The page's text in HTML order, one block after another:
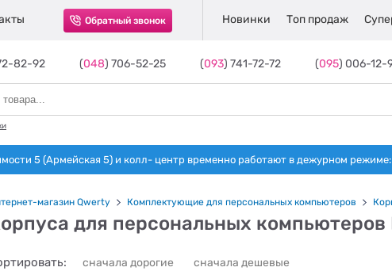
Обратный звонок Новинки Топ продаж
82-92 (048) 706-52-25 (093) 741-72-72 (095) 006-12-
5 (Армейская 5) и колл- центр временно работают в дежурном режиме:
магазин Qwerty Комплектующие для персональных компьютеров
для персональных компьютеров
сначала дорогие сначала дешевые